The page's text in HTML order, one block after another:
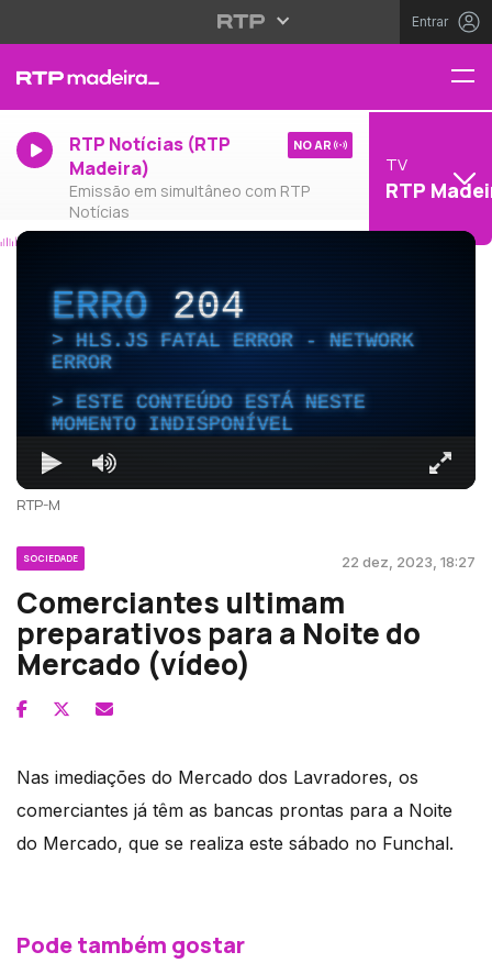
Entrar
RTP Notícias (RTP
Madeira)
Emissão em simultâneo com RTP
Notícias
NO AR
TV
RTP
ERRO204
HLS.JS FATAL ERROR - NETWORK
ERROR
ESTE CONTEÚDO ESTÁ NESTE
MOMENTO INDISPONÍVEL
RTP-M
SOCIEDADE 22 dez, 2023, 18:27
Comerciantes ultimam
preparativos para a Noite do
Mercado (vídeo)
Nas imediações do Mercado dos Lavradores, os
comerciantes já têm as bancas prontas para a Noite
do Mercado, que se realiza este sábado no Funchal.
Pode também gostar